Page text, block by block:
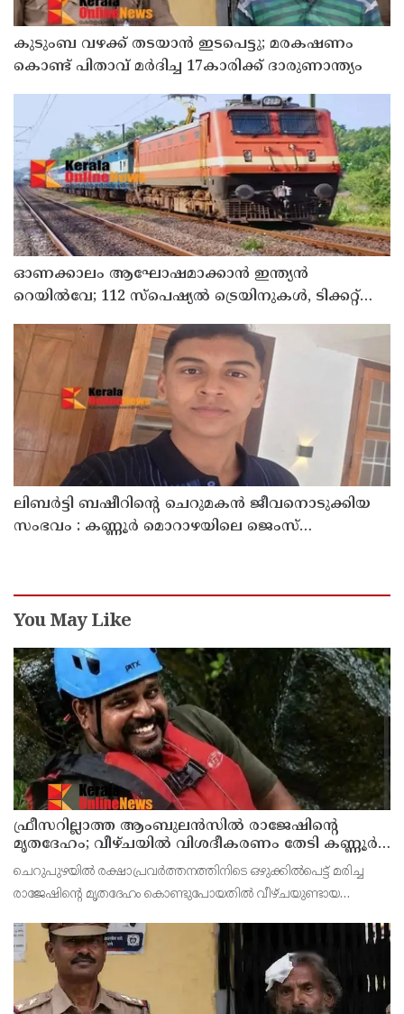
കുടുംബ വഴക്ക് തടയാന്‍ ഇടപെട്ടു; മരകഷണം
കൊണ്ട് പിതാവ് മർദിച്ച 17കാരിക്ക് ദാരുണാന്ത്യം
ഓണക്കാലം ആഘോഷമാക്കാൻ ഇന്ത്യൻ
റെയിൽവേ; 112 സ്പെഷ്യൽ ട്രെയിനുകൾ, ടിക്കറ്റ്
ലിബർട്ടി ബഷീറിന്റെ ചെറുമകൻ ജീവനൊടുക്കിയ
സംഭവം : കണ്ണൂർ മൊറാഴയിലെ ജെംസ്
You May Like
ഫ്രീസറില്ലാത്ത ആംബുലൻസിൽ രാജേഷിൻ്റെ
മൃതദേഹം; വീഴ്ചയിൽ വിശദീകരണം തേടി കണ്ണൂർ
എഡിഎം
ചെറുപുഴയിൽ രക്ഷാപ്രവർത്തനത്തിനിടെ ഒഴുക്കിൽപെട്ട് മരിച്ച
രാജേഷിന്‍റെ മൃതദേഹം കൊണ്ടുപോയതിൽ വീഴ്ചയുണ്ടായ
കോളേജ് സൂപ്രണ്ടിനോടും വിശദീകരണം തേടി